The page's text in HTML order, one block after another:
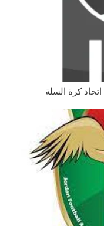
اتحاد كرة السلة